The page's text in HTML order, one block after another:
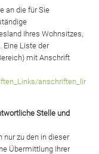
an die für Sie
Ihres Wohnsitzes,
Eine Liste der
mit Anschrift
anschriften_links-
Stelle und
nur zu den in dieser
Übermittlung Ihrer